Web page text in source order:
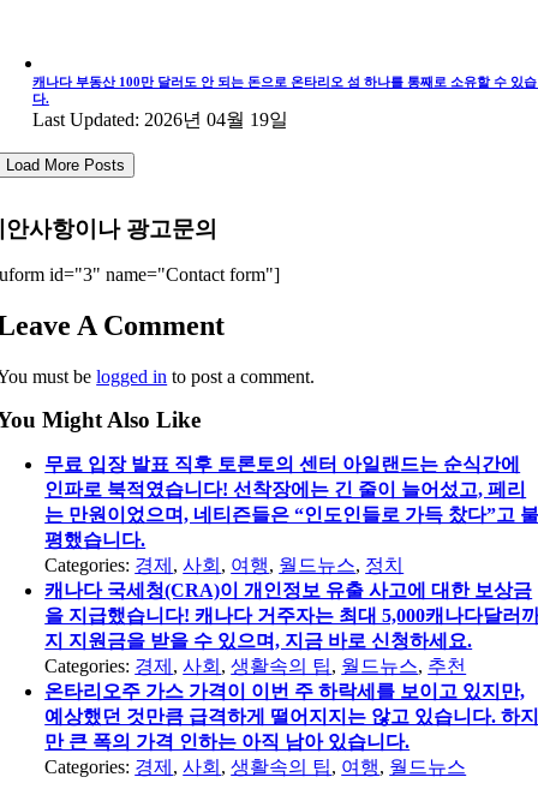
캐나다 부동산 100만 달러도 안 되는 돈으로 온타리오 섬 하나를 통째로 소유할 수 있
다.
Last Updated: 2026년 04월 19일
Load More Posts
안사항이나 광고문의
id="3" name="Contact form"]
A Comment
must belogged in to post a comment.
Might Also Like
무료 입장 발표 직후 토론토의 센터 아일랜드는 순식간에
인파로 북적였습니다! 선착장에는 긴 줄이 늘어섰고, 페리
는 만원이었으며, 네티즌들은 “인도인들로 가득 찼다”고
평했습니다.
Categories: 경제 ,사회 , 여행, 월드뉴스, 정치
캐나다 국세청(CRA)이 개인정보 유출 사고에 대한 보상금
을 지급했습니다! 캐나다 거주자는 최대 5,000캐나다달러
지 지원금을 받을 수 있으며, 지금 바로 신청하세요.
Categories: 경제 ,사회 ,생활속의 팁, 월드뉴스, 추천
온타리오주 가스 가격이 이번 주 하락세를 보이고 있지만,
예상했던 것만큼 급격하게 떨어지지는 않고 있습니다. 하
만 큰 폭의 가격 인하는 아직 남아 있습니다.
Categories: 경제 ,사회 ,생활속의 팁, 여행, 월드뉴스